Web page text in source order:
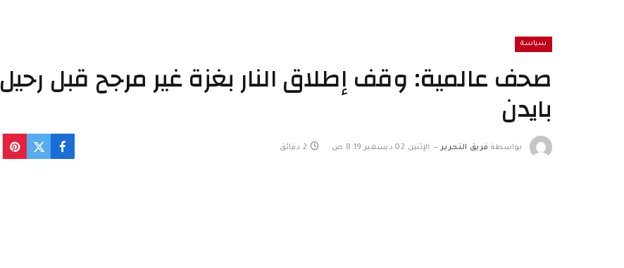
سياسة
صحف عالمية: وقف إطلاق النار بغزة غير مرجح قبل رحيل
بايدن
بواسطة فريق التحرير الإثنين 02 ديسمبر 8:19 ص 2 دقائق